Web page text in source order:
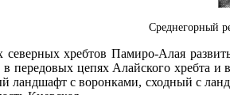
Среднегорный
северных хребтов Памиро-Алая
в передовых цепях Алайского хребта
ландшафт с воронками, сходный с